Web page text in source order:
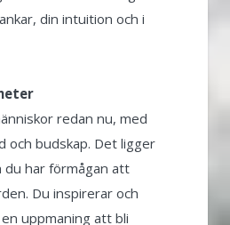
din intuition och i
redan nu, med
och budskap. Det ligger
har förmågan att
Du inspirerar och
uppmaning att bli